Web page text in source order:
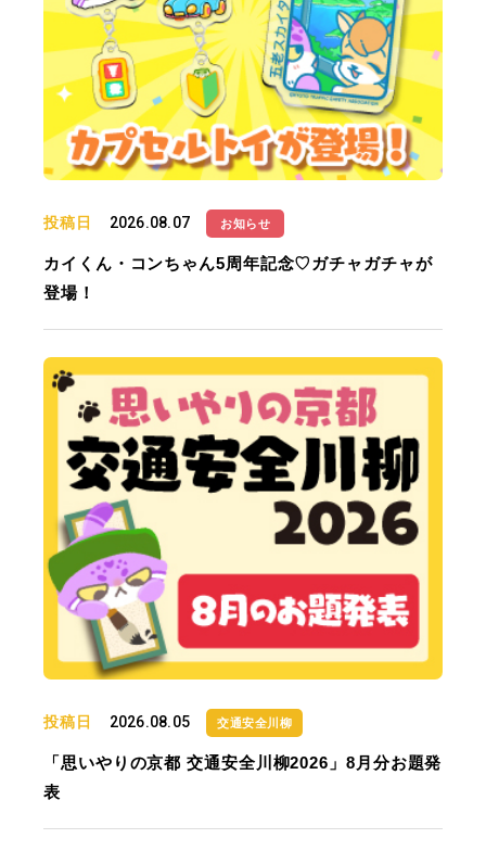
投稿日 2026.08.07 お知らせ
カイくん・コンちゃん5周年記念♡ガチャガチャが
登場！
投稿日 2026.08.05 交通安全川柳
「思いやりの京都 交通安全川柳2026」8月分お題発
表